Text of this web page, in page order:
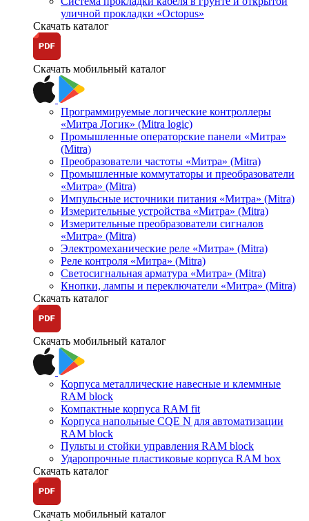
уличной прокладки «Octopus»
Скачать каталог
Скачать мобильный каталог
Программируемые логические контроллеры
«Митра Логик» (Mitra logic)
Промышленные операторские панели «Митра»
(Mitra)
Преобразователи частоты «Митра» (Mitra)
Промышленные коммутаторы и преобразователи
«Митра» (Mitra)
Импульсные источники питания «Митра» (Mitra)
Измерительные устройства «Митра» (Mitra)
Измерительные преобразователи сигналов
«Митра» (Mitra)
Электромеханические реле «Митра» (Mitra)
Реле контроля «Митра» (Mitra)
Светосигнальная арматура «Митра» (Mitra)
Кнопки, лампы и переключатели «Митра» (Mitra)
Скачать каталог
Скачать мобильный каталог
Корпуса металлические навесные и клеммные
RAM block
Компактные корпуса RAM fit
Корпуса напольные CQE N для автоматизации
RAM block
Пульты и стойки управления RAM block
Ударопрочные пластиковые корпуса RAM box
Скачать каталог
Скачать мобильный каталог